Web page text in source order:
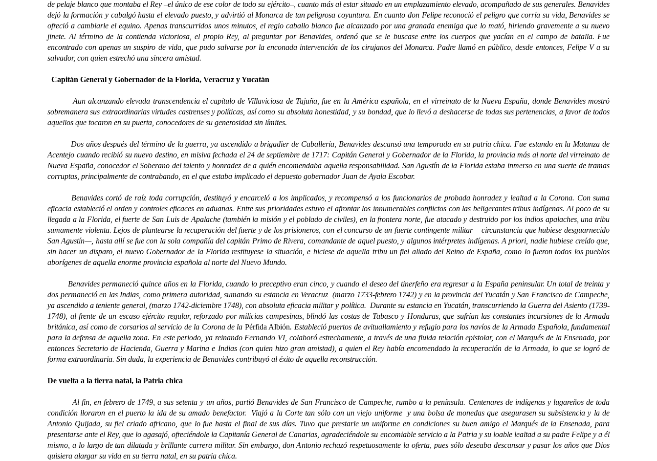
de pelaje blanco que montaba el Rey –el único de ese color de todo su ejército–, cuanto más al estar situado en un emplazamiento elevado, acompañado de sus generales. Benavides
dejó la formación y cabalgó hasta el elevado puesto, y advirtió al Monarca de tan peligrosa coyuntura. En cuanto don Felipe reconoció el peligro que corría su vida, Benavides se
ofreció a cambiarle el equino. Apenas transcurridos unos minutos, el regio caballo blanco fue alcanzado por una granada enemiga que lo mató, hiriendo gravemente a su nuevo
jinete. Al término de la contienda victoriosa, el propio Rey, al preguntar por Benavides, ordenó que se le buscase entre los cuerpos que yacían en el campo de batalla. Fue
encontrado con apenas un suspiro de vida, que pudo salvarse por la enconada intervención de los cirujanos del Monarca. Padre llamó en público, desde entonces, Felipe V a su
salvador, con quien estrechó una sincera amistad.
Capitán General y Gobernador de la Florida, Veracruz y Yucatán
Aun alcanzando elevada transcendencia el capítulo de Villaviciosa de Tajuña, fue en la América española, en el virreinato de la Nueva España, donde Benavides mostró
sobremanera sus extraordinarias virtudes castrenses y políticas, así como su absoluta honestidad, y su bondad, que lo llevó a deshacerse de todas sus pertenencias, a favor de todos
aquellos que tocaron en su puerta, conocedores de su generosidad sin límites.
Dos años después del término de la guerra, ya ascendido a brigadier de Caballería, Benavides descansó una temporada en su patria chica. Fue estando en la Matanza de
Acentejo cuando recibió su nuevo destino, en misiva fechada el 24 de septiembre de 1717: Capitán General y Gobernador de la Florida, la provincia más al norte del virreinato de
Nueva España, conocedor el Soberano del talento y honradez de a quién encomendaba aquella responsabilidad. San Agustín de la Florida estaba inmerso en una suerte de tramas
corruptas, principalmente de contrabando, en el que estaba implicado el depuesto gobernador Juan de Ayala Escobar.
Benavides cortó de raíz toda corrupción, destituyó y encarceló a los implicados, y recompensó a los funcionarios de probada honradez y lealtad a la Corona. Con suma
eficacia estableció el orden y controles eficaces en aduanas. Entre sus prioridades estuvo el afrontar los innumerables conflictos con las beligerantes tribus indígenas. Al poco de su
llegada a la Florida, el fuerte de San Luis de Apalache (también la misión y el poblado de civiles), en la frontera norte, fue atacado y destruido por los indios apalaches, una tribu
sumamente violenta. Lejos de plantearse la recuperación del fuerte y de los prisioneros, con el concurso de un fuerte contingente militar —circunstancia que hubiese desguarnecido
San Agustín—, hasta allí se fue con la sola compañía del capitán Primo de Rivera, comandante de aquel puesto, y algunos intérpretes indígenas. A priori, nadie hubiese creído que,
sin hacer un disparo, el nuevo Gobernador de la Florida restituyese la situación, e hiciese de aquella tribu un fiel aliado del Reino de España, como lo fueron todos los pueblos
aborígenes de aquella enorme provincia española al norte del Nuevo Mundo.
Benavides permaneció quince años en la Florida, cuando lo preceptivo eran cinco, y cuando el deseo del tinerfeño era regresar a la España peninsular. Un total de treinta y
dos permaneció en las Indias, como primera autoridad, sumando su estancia en Veracruz (marzo 1733-febrero 1742) y en la provincia del Yucatán y San Francisco de Campeche,
ya ascendido a teniente general, (marzo 1742-diciembre 1748), con absoluta eficacia militar y política. Durante su estancia en Yucatán, transcurriendo la Guerra del Asiento (1739-
1748), al frente de un escaso ejército regular, reforzado por milicias campesinas, blindó las costas de Tabasco y Honduras, que sufrían las constantes incursiones de la Armada
británica, así como de corsarios al servicio de la Corona de la Pérfida Albión. Estableció puertos de avituallamiento y refugio para los navíos de la Armada Española, fundamental
para la defensa de aquella zona. En este periodo, ya reinando Fernando VI, colaboró estrechamente, a través de una fluida relación epistolar, con el Marqués de la Ensenada, por
entonces Secretario de Hacienda, Guerra y Marina e Indias (con quien hizo gran amistad), a quien el Rey había encomendado la recuperación de la Armada, lo que se logró de
forma extraordinaria. Sin duda, la experiencia de Benavides contribuyó al éxito de aquella reconstrucción.
De vuelta a la tierra natal, la Patria chica
Al fin, en febrero de 1749, a sus setenta y un años, partió Benavides de San Francisco de Campeche, rumbo a la península. Centenares de indígenas y lugareños de toda
condición lloraron en el puerto la ida de su amado benefactor. Viajó a la Corte tan sólo con un viejo uniforme y una bolsa de monedas que asegurasen su subsistencia y la de
Antonio Quijada, su fiel criado africano, que lo fue hasta el final de sus días. Tuvo que prestarle un uniforme en condiciones su buen amigo el Marqués de la Ensenada, para
presentarse ante el Rey, que lo agasajó, ofreciéndole la Capitanía General de Canarias, agradeciéndole su encomiable servicio a la Patria y su loable lealtad a su padre Felipe y a él
mismo, a lo largo de tan dilatada y brillante carrera militar. Sin embargo, don Antonio rechazó respetuosamente la oferta, pues sólo deseaba descansar y pasar los años que Dios
quisiera alargar su vida en su tierra natal, en su patria chica.